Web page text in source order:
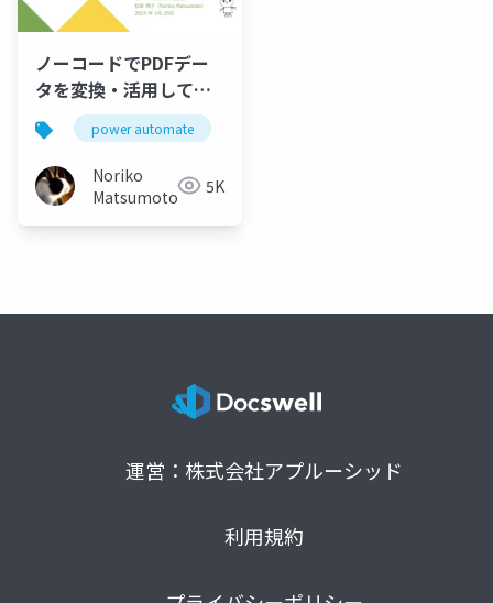
ノーコードでPDFデー
タを変換・活用してみ
た話
power automate
Noriko
Matsumoto
5K
運営：株式会社アプルーシッド
利用規約